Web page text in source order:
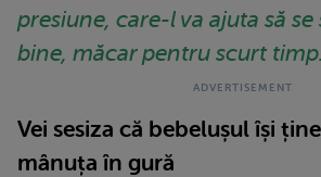
presiune, care-l va ajuta să
bine, măcar pentru scurt timp.
Vei sesiza că bebelușul își
mânuța în gură